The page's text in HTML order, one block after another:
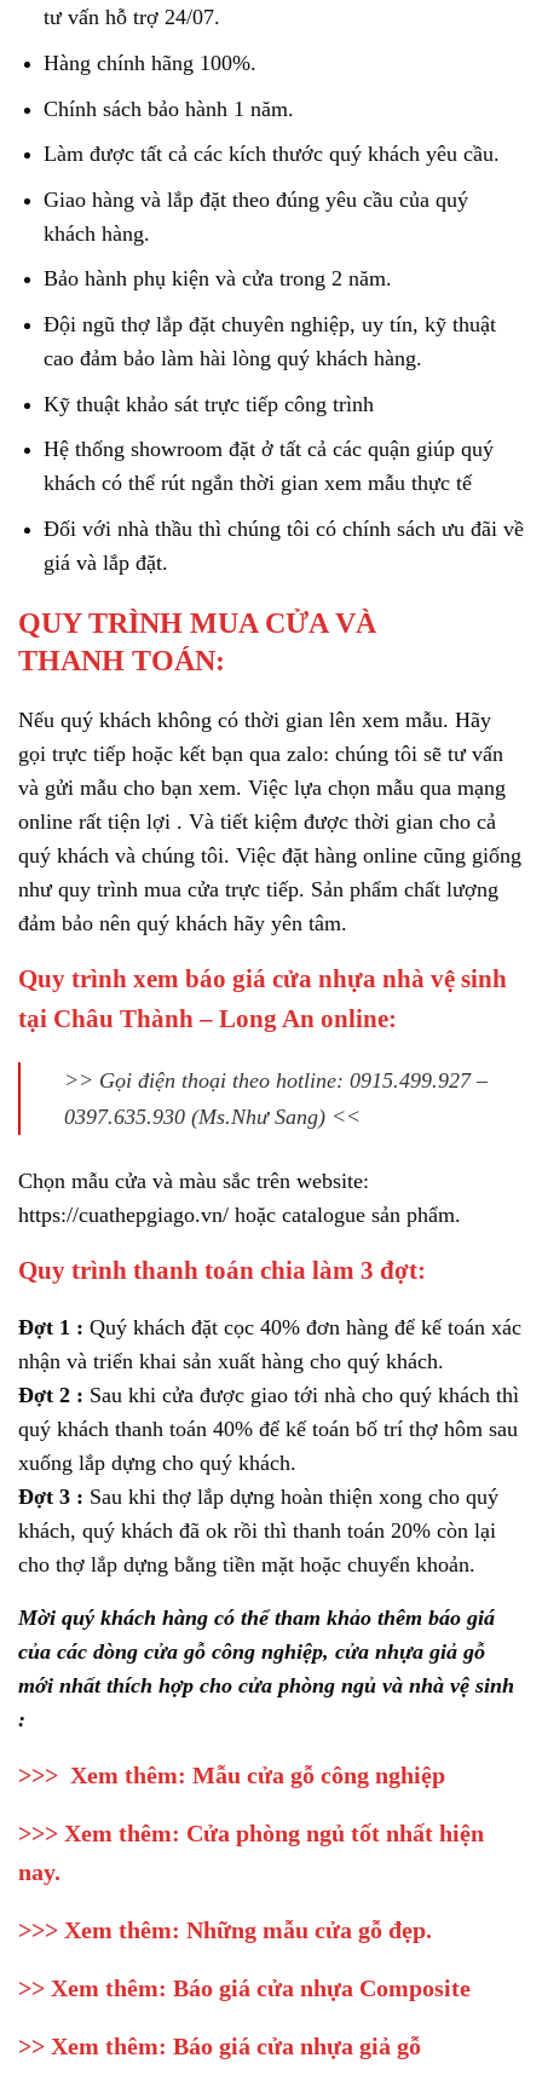
tư vấn hỗ trợ 24/07.
Hàng chính hãng 100%.
Chính sách bảo hành 1 năm.
Làm được tất cả các kích thước quý khách yêu cầu.
Giao hàng và lắp đặt theo đúng yêu cầu của quý
khách hàng.
Bảo hành phụ kiện và cửa trong 2 năm.
Đội ngũ thợ lắp đặt chuyên nghiệp, uy tín, kỹ thuật
cao đảm bảo làm hài lòng quý khách hàng.
Kỹ thuật khảo sát trực tiếp công trình
Hệ thống showroom đặt ở tất cả các quận giúp quý
khách có thể rút ngắn thời gian xem mẫu thực tế
Đối với nhà thầu thì chúng tôi có chính sách ưu đãi về
giá và lắp đặt.
QUY TRÌNH MUA CỬA VÀ
THANH TOÁN:
Nếu quý khách không có thời gian lên xem mẫu. Hãy
gọi trực tiếp hoặc kết bạn qua zalo: chúng tôi sẽ tư vấn
và gửi mẫu cho bạn xem. Việc lựa chọn mẫu qua mạng
online rất tiện lợi . Và tiết kiệm được thời gian cho cả
quý khách và chúng tôi. Việc đặt hàng online cũng giống
như quy trình mua cửa trực tiếp. Sản phẩm chất lượng
đảm bảo nên quý khách hãy yên tâm.
Quy trình xem báo giá cửa nhựa nhà vệ sinh
tại Châu Thành – Long An online:
>> Gọi điện thoại theo hotline: 0915.499.927 –
0397.635.930 (Ms.Như Sang) <<
Chọn mẫu cửa và màu sắc trên website:
https://cuathepgiago.vn/ hoặc catalogue sản phẩm.
Quy trình thanh toán chia làm 3 đợt:
Đợt 1 : Quý khách đặt cọc 40% đơn hàng để kế toán xác
nhận và triển khai sản xuất hàng cho quý khách.
Đợt 2 : Sau khi cửa được giao tới nhà cho quý khách thì
quý khách thanh toán 40% để kế toán bố trí thợ hôm sau
xuống lắp dựng cho quý khách.
Đợt 3 : Sau khi thợ lắp dựng hoàn thiện xong cho quý
khách, quý khách đã ok rồi thì thanh toán 20% còn lại
cho thợ lắp dựng bằng tiền mặt hoặc chuyển khoản.
Mời quý khách hàng có thể tham khảo thêm báo giá
của các dòng cửa gỗ công nghiệp, cửa nhựa giả gỗ
mới nhất thích hợp cho cửa phòng ngủ và nhà vệ sinh
:
>>> Xem thêm: Mẫu cửa gỗ công nghiệp
>>> Xem thêm: Cửa phòng ngủ tốt nhất hiện
nay.
>>> Xem thêm: Những mẫu cửa gỗ đẹp.
>> Xem thêm: Báo giá cửa nhựa Composite
>> Xem thêm: Báo giá cửa nhựa giả gỗ